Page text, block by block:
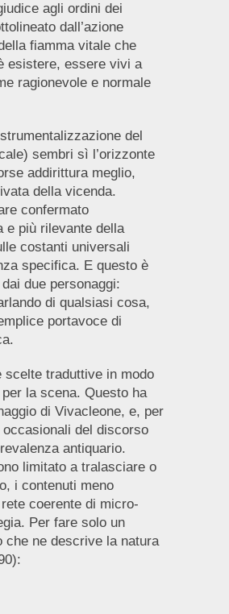
agli ordini dei
dall’azione
fiamma vitale che
esistere, essere vivi a
ragionevole e normale
del
sembri sì l’orizzonte
addirittura meglio,
della vicenda.
confermato
e più rilevante della
costanti universali
specifica. E questo è
due personaggi:
di qualsiasi cosa,
portavoce di
scelte traduttive in modo
la scena. Questo ha
di Vivacleone, e, per
del discorso
antiquario.
limitato a tralasciare o
i contenuti meno
coerente di micro-
Per fare solo un
che ne descrive la natura